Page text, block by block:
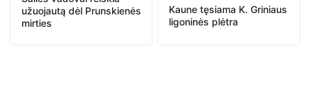
užuojautą dėl Prunskienės
mirties
Kaune tęsiama K. Griniaus
ligoninės plėtra